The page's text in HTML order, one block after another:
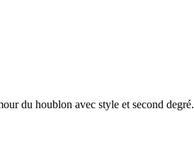
du houblon avec style et second degré.